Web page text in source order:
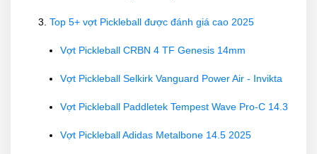
Top 5+ vợt Pickleball được đánh giá cao 2025
Vợt Pickleball CRBN 4 TF Genesis 14mm
Vợt Pickleball Selkirk Vanguard Power Air - Invikta
Vợt Pickleball Paddletek Tempest Wave Pro-C 14.3
Vợt Pickleball Adidas Metalbone 14.5 2025